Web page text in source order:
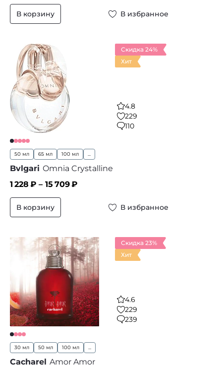
В корзину В избранное
Скидка 24%
Хит
4.8
229
110
50 мл 65 мл 100 мл ...
Bvlgari Omnia Crystalline
1 228 ₽ – 15 709₽
В корзину В избранное
Скидка 23%
Хит
4.6
229
239
30 мл 50 мл 100 мл ...
Cacharel Amor Amor